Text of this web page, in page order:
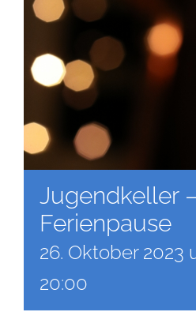
Jugendkeller –
Ferienpause
26. Oktober 2023
20:00